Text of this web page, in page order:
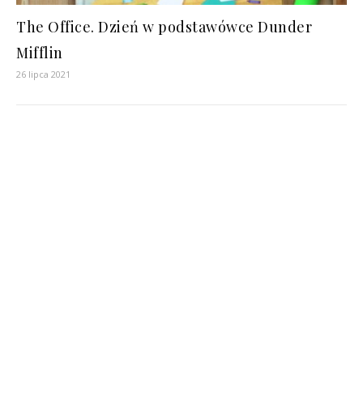
The Office. Dzień w podstawówce Dunder
Mifflin
26 lipca 2021